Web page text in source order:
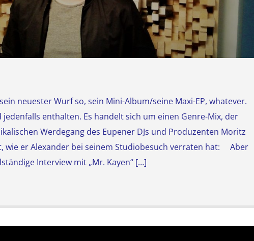
neuester Wurf so, sein Mini-Album/seine Maxi-EP, whatever.
jedenfalls enthalten. Es handelt sich um einen Genre-Mix, der
Werdegang des Eupener DJs und Produzenten Moritz
wie er Alexander bei seinem Studiobesuch verraten hat: Aber
Interview mit „Mr. Kayen“ […]